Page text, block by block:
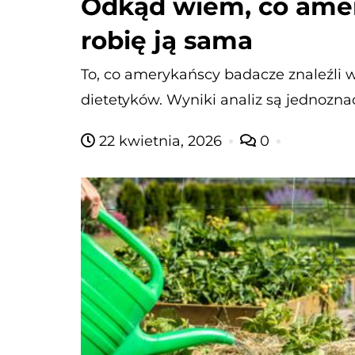
Odkąd wiem, co
robię ją sama
To, co amerykańscy badacze znaleźli
dietetyków. Wyniki analiz są
22 kwietnia, 2026 0